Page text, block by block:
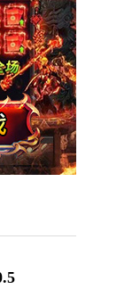
抓抓地牢手机版是以卡牌策略玩法融合经典肉鸽玩法而打造的一款非常好玩的创新式游戏，游戏内有着非常有趣的机制设定，你可以通过抓娃娃来得到自己需要的任何卡牌，利用抓娃娃机来拿武器、盾牌这些装备，去闯不断变换的地牢，打败敌人。
三角洲行动最新版是一款引人入胜的3D写实风格枪战射击游戏。玩家将化身为顶尖的阻击手，潜入原始森林进行激烈的战斗，接受各种复杂多变的任务。